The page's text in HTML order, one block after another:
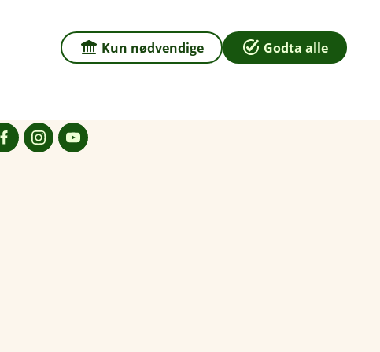
64, 2121 Sagstua
Kun nødvendige Godta alle